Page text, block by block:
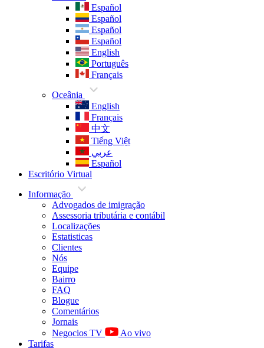
Español
Español
Español
Español
English
Português
Français
Oceânia
English
Français
中文
Tiếng Việt
عربي
Español
Escritório Virtual
Informação
Advogados de imigração
Assessoria tributária e contábil
Localizações
Estatisticas
Clientes
Nós
Equipe
Bairro
FAQ
Blogue
Comentários
Jornais
Negocios TV
Ao vivo
Tarifas